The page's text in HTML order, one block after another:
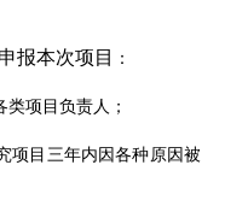
报本次项目 ：
项目负责人；
项目三年内因各种原因被